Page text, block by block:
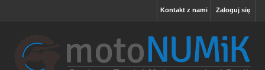
Zaloguj się
Kontakt z nami